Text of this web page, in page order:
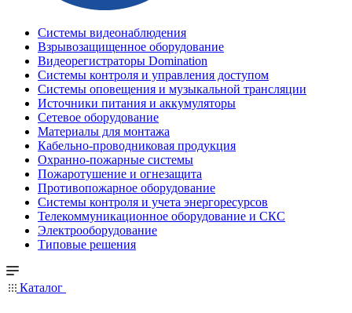
Системы видеонаблюдения
Взрывозащищенное оборудование
Видеорегистраторы Domination
Системы контроля и управления доступом
Системы оповещения и музыкальной трансляции
Источники питания и аккумуляторы
Сетевое оборудование
Материалы для монтажа
Кабельно-проводниковая продукция
Охранно-пожарные системы
Пожаротушение и огнезащита
Противопожарное оборудование
Системы контроля и учета энергоресурсов
Телекоммуникационное оборудование и СКС
Электрооборудование
Типовые решения
Каталог